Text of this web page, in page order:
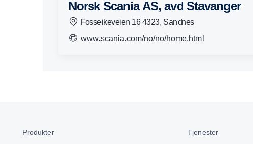
Norsk Scania AS, avd Stavanger
Fosseikeveien 16 4323, Sandnes
www.scania.com/no/no/home.html
Produkter Tjenester